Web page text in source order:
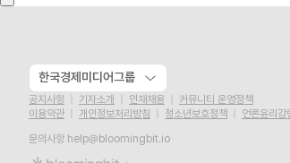
한국경제미디어그룹
공지사항 기자소개 인재채용
커뮤니티 운영정책
이용약관
개인정보처리방침 청소년보호정책
언론윤리강
문의사항 help@bloomingbit.io